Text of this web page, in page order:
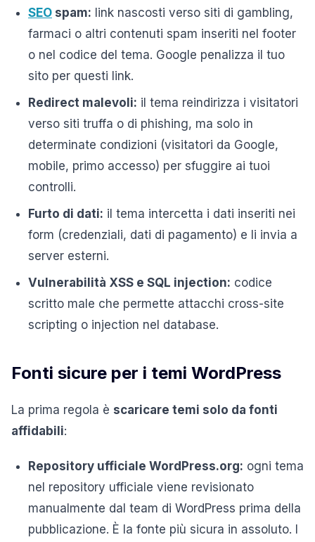
SEO spam: link nascosti verso siti di gambling,
farmaci o altri contenuti spam inseriti nel footer
o nel codice del tema. Google penalizza il tuo
sito per questi link.
Redirect malevoli: il tema reindirizza i visitatori
verso siti truffa o di phishing, ma solo in
determinate condizioni (visitatori da Google,
mobile, primo accesso) per sfuggire ai tuoi
controlli.
Furto di dati: il tema intercetta i dati inseriti nei
form (credenziali, dati di pagamento) e li invia a
server esterni.
Vulnerabilità XSS e SQL injection: codice
scritto male che permette attacchi cross-site
scripting o injection nel database.
Fonti sicure per i temi WordPress
La prima regola è scaricare temi solo da fonti
affidabili:
Repository ufficiale WordPress.org: ogni tema
nel repository ufficiale viene revisionato
manualmente dal team di WordPress prima della
pubblicazione. È la fonte più sicura in assoluto. I